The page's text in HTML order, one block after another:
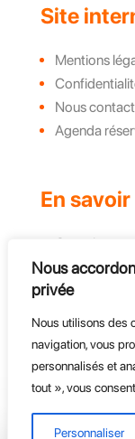
Nous
privée
Nous utilisons des
navigation, vous
personnalisés et
tout », vous
Personnaliser
Site
Mentions
Nous
Agenda
En
Complexe
Actualités et
Challenges
Course